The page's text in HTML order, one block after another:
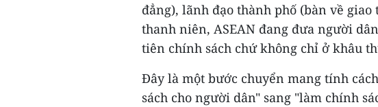
đẳng), lãnh đạo thành phố (bàn về
thanh niên, ASEAN đang đưa người
tiên chính sách chứ không chỉ ở khâu
Đây là một bước chuyển mang tính
sách cho người dân" sang "làm chính